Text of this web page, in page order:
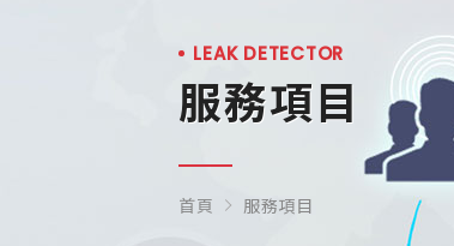
LEAK DETECTOR
服務項目
首頁 服務項目